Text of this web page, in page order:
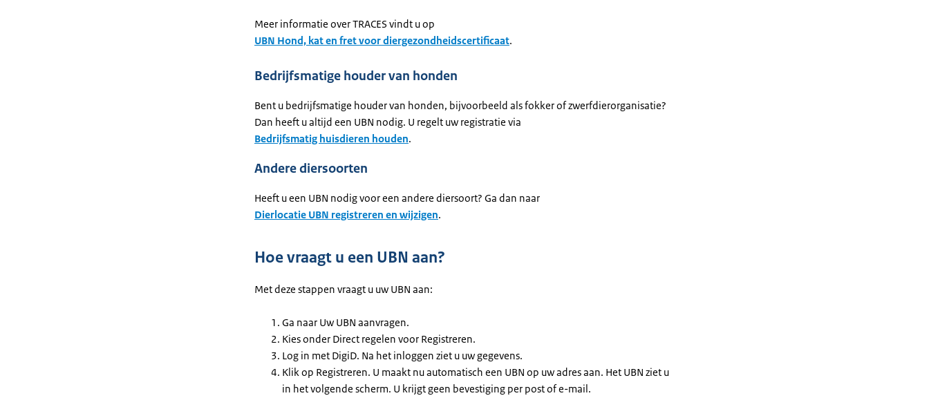
Meer informatie over TRACES vindt u op
UBN Hond, kat en fret voor diergezondheidscertificaat.
Bedrijfsmatige houder van honden
Bent u bedrijfsmatige houder van honden, bijvoorbeeld als fokker of zwerfdierorganisatie?
Dan heeft u altijd een UBN nodig. U regelt uw registratie via
Bedrijfsmatig huisdieren houden.
Andere diersoorten
Heeft u een UBN nodig voor een andere diersoort? Ga dan naar
Dierlocatie UBN registreren en wijzigen.
Hoe vraagt u een UBN aan?
Met deze stappen vraagt u uw UBN aan:
Ga naar Uw UBN aanvragen.
Kies onder Direct regelen voor Registreren.
Log in met DigiD. Na het inloggen ziet u uw gegevens.
Klik op Registreren. U maakt nu automatisch een UBN op uw adres aan. Het UBN ziet u
in het volgende scherm. U krijgt geen bevestiging per post of e-mail.